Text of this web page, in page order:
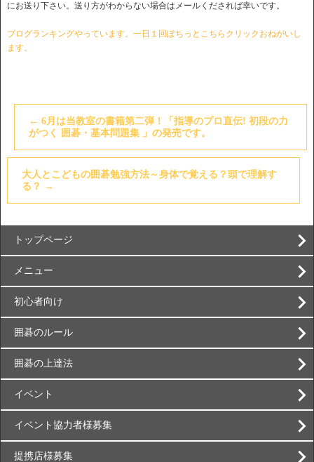
にお送り下さい。送り方がわからない場合はメールくだされば幸いです。
ブログランキングやっています。一日１回ぽちっとこちらクリックおねがいし
ます。
← 6月は当教室の書籍第二弾！「指導のプロ直伝! 初段の力
がつく 囲碁・基本問題集 」の発売です。
大人とこどもの囲碁勉強方法～身体で覚える？頭で理解す
る？ →
トップページ
メニュー
初心者向け
囲碁のルール
囲碁の上達法
イベント
イベント協力者様募集
提携店様募集